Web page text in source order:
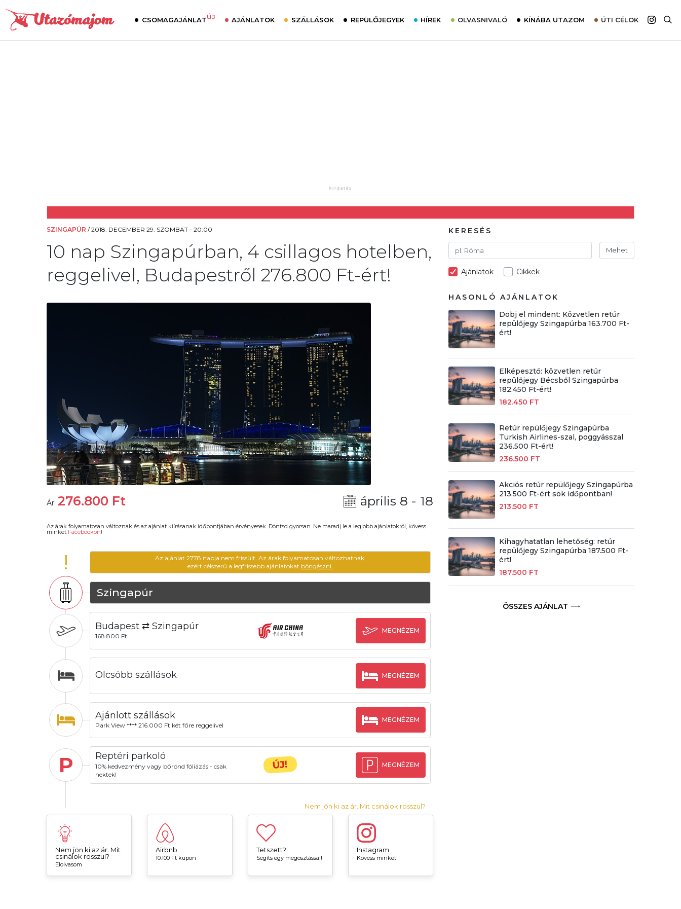
CSOMAGAJÁNLATÚJ AJÁNLATOK SZÁLLÁSOK REPÜLŐJEGYEK HÍREK OLVASNIVALÓ KÍNÁBA UTAZOM ÚTI CÉLOK
SZINGAPÚR /2018. DECEMBER 29. SZOMBAT - 20:00
10 nap Szingapúrban, 4 csillagos hotelben,
reggelivel, Budapestről 276.800 Ft-ért!
Ár: 276.800 Ft április 8 - 18
Az árak folyamatosan változnak és az ajánlat kiírásanak időpontjában érvényesek. Döntsd gyorsan. Ne maradj le a legjobb ajánlatokról, kövess
minket Facebookon!
!
Az ajánlat 2778 napja nem frissült. Az árak folyamatosan változhatnak,
ezért célszerű a legfrissebb ajánlatokat böngészni.
Szingapúr
Budapest ⇄ Szingapúr
168.800 Ft
MEGNÉZEM
Olcsóbb szállások MEGNÉZEM
Ajánlott szállások
Park View **** 216.000 Ft két főre reggelivel
MEGNÉZEM
P Reptéri parkoló
10% kedvezmény vagy bőrönd fóliázás - csak
nektek!
ÚJ! MEGNÉZEM
Nem jön ki az ár. Mit csinálok rosszul?
Nem jön ki az ár. Mit
csinálok rosszul?
Elolvasom
Airbnb
10.100 Ft kupon
Tetszett?
Segíts egy megosztással!
Instagram
Kövess minket!
KERESÉS
Mehet
Ajánlatok Cikkek
HASONLÓ AJÁNLATOK
Dobj el mindent: Közvetlen retúr
repülőjegy Szingapúrba 163.700 Ft-
ért!
Elképesztő: közvetlen retúr
repülőjegy Bécsből Szingapúrba
182.450 Ft-ért!
182.450 FT
Retúr repülőjegy Szingapúrba
Turkish Airlines-szal, poggyásszal
236.500 Ft-ért!
236.500 FT
Akciós retúr repülőjegy Szingapúrba
213.500 Ft-ért sok időpontban!
213.500 FT
Kihagyhatatlan lehetőség: retúr
repülőjegy Szingapúrba 187.500 Ft-
ért!
187.500 FT
ÖSSZES AJÁNLAT